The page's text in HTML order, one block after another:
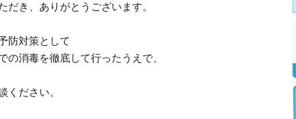
き、ありがとうございます。
防対策として
消毒を徹底して行ったうえで、
ください。